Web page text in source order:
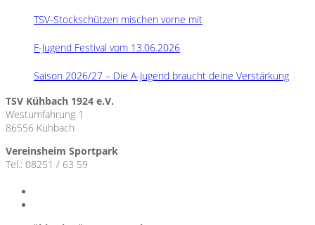
TSV-Stockschützen mischen vorne mit
F-Jugend Festival vom 13.06.2026
Saison 2026/27 – Die A-Jugend braucht deine Verstärkung
TSV Kühbach 1924 e.V.
Westumfahrung 1
86556 Kühbach
Vereinsheim Sportpark
Tel.: 08251 / 63 59